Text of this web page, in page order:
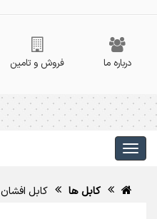
درباره ما فروش و تامین
کابل ها کابل افشان 95 × 1 البرز الکتریک نور